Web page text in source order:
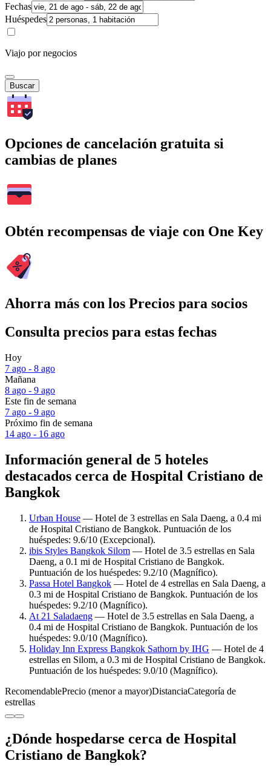
Fechas
Huéspedes
Viajo por negocios
Buscar
Opciones de cancelación gratuita si
cambias de planes
Obtén recompensas de viaje con One Key
Ahorra más con los Precios para socios
Consulta precios para estas fechas
Hoy
7 ago - 8 ago
Mañana
8 ago - 9 ago
Este fin de semana
7 ago - 9 ago
Próximo fin de semana
14 ago - 16 ago
Información general de 5 hoteles
destacados cerca de Hospital Cristiano de
Bangkok
Urban House — Hotel de 3 estrellas en Sala Daeng, a 0.4 mi
de Hospital Cristiano de Bangkok. Puntuación de los
huéspedes: 9.6/10 (Excepcional).
ibis Styles Bangkok Silom — Hotel de 3.5 estrellas en Sala
Daeng, a 0.1 mi de Hospital Cristiano de Bangkok.
Puntuación de los huéspedes: 9.2/10 (Magnífico).
Passa Hotel Bangkok — Hotel de 4 estrellas en Sala Daeng, a
0.3 mi de Hospital Cristiano de Bangkok. Puntuación de los
huéspedes: 9.2/10 (Magnífico).
At 21 Saladaeng — Hotel de 3.5 estrellas en Sala Daeng, a
0.4 mi de Hospital Cristiano de Bangkok. Puntuación de los
huéspedes: 9.0/10 (Magnífico).
Holiday Inn Express Bangkok Sathorn by IHG — Hotel de 4
estrellas en Silom, a 0.3 mi de Hospital Cristiano de Bangkok.
Puntuación de los huéspedes: 9.0/10 (Magnífico).
RecomendablePrecio (menor a mayor)DistanciaCategoría de
estrellas
¿Dónde hospedarse cerca de Hospital
Cristiano de Bangkok?